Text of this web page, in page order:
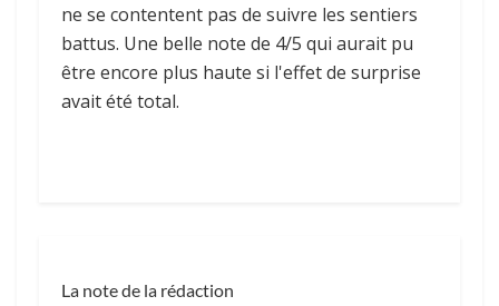
ne se contentent pas de suivre les sentiers
battus. Une belle note de 4/5 qui aurait pu
être encore plus haute si l'effet de surprise
avait été total.
La note de la rédaction